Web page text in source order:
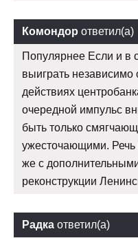
Комондор ответил(а)
Популярнее Если и
выиграть
действиях
очередной импульс
быть только
ужесточающими.
же с
реконструкции
Радка ответил(а)